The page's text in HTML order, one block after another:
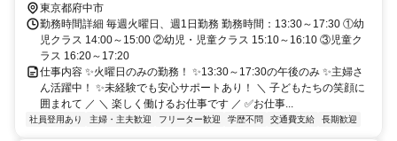
東京都府中市
勤務時間詳細 毎週火曜日、週1日勤務 勤務時間：13:30～17:30 ①幼
児クラス 14:00～15:00 ②幼児・児童クラス 15:10～16:10 ③児童ク
ラス 16:20～17:20
仕事内容 ✨火曜日のみの勤務！ ✨13:30～17:30の午後のみ ✨主婦さ
ん活躍中！ ✨未経験でも安心サポートあり！ ＼ 子どもたちの笑顔に
囲まれて ／ ＼ 楽しく働けるお仕事です ／ ✅お仕事...
社員登用あり 主婦・主夫歓迎 フリーター歓迎 学歴不問 交通費支給 長期歓迎